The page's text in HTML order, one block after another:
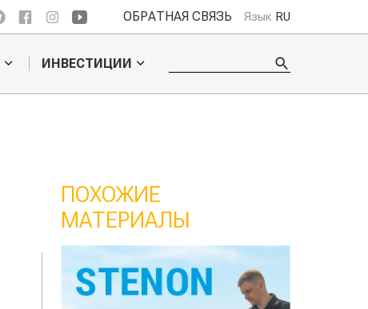
ОБРАТНАЯ СВЯЗЬ Язык RU
ИНВЕСТИЦИИ
ПОХОЖИЕ
МАТЕРИАЛЫ